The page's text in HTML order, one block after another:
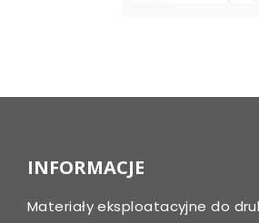
navigation
INFORMACJE
Materiały eksploatacyjne do